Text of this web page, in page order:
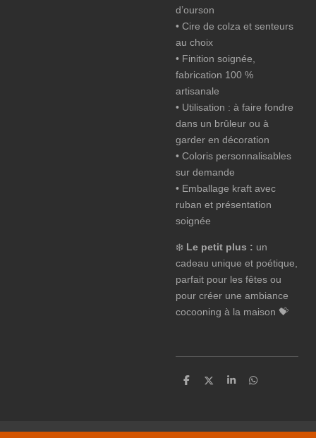
d’ourson
• Cire de colza et senteurs
au choix
• Finition soignée,
fabrication 100 %
artisanale
• Utilisation : à faire fondre
dans un brûleur ou à
garder en décoration
• Coloris personnalisables
sur demande
• Emballage kraft avec
ruban et présentation
soignée
❄️ Le petit plus : un
cadeau unique et poétique,
parfait pour les fêtes ou
pour créer une ambiance
cocooning à la maison 💝
P
g
P
g
P
g
P
g